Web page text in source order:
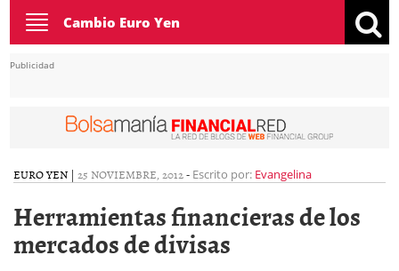
Toggle
navigation
Cambio Euro Yen
Publicidad
EURO YEN | 25 NOVIEMBRE, 2012- Escrito por: Evangelina
Herramientas financieras de los
mercados de divisas